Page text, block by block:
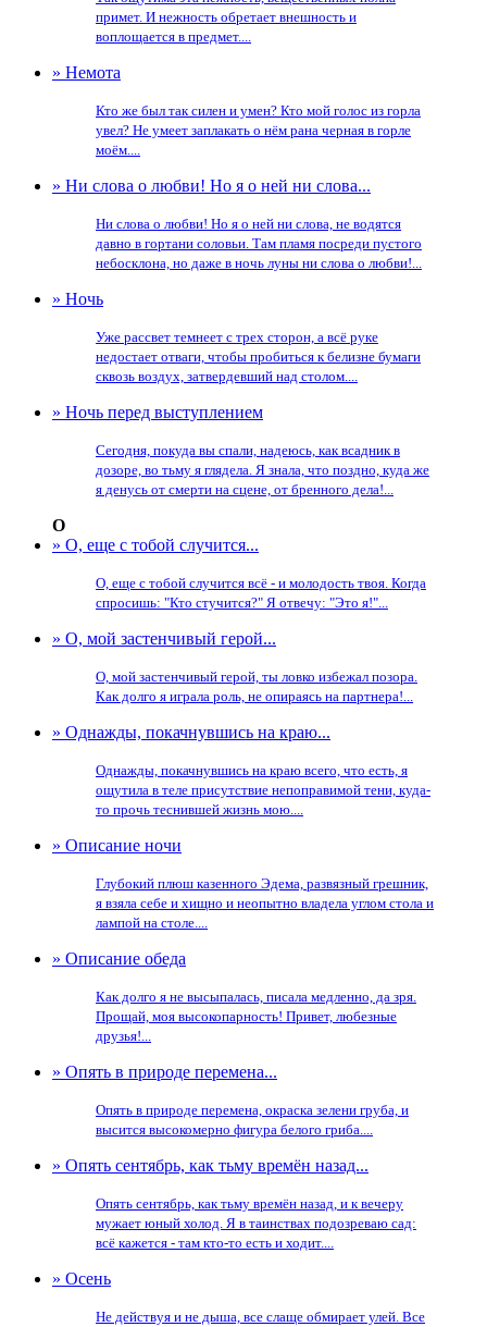
примет. И нежность обретает внешность и
воплощается в предмет....
» Немота
Кто же был так силен и умен? Кто мой голос из горла
увел? Не умеет заплакать о нём рана черная в горле
моём....
» Ни слова о любви! Но я о ней ни слова...
Ни слова о любви! Но я о ней ни слова, не водятся
давно в гортани соловьи. Там пламя посреди пустого
небосклона, но даже в ночь луны ни слова о любви!...
» Ночь
Уже рассвет темнеет с трех сторон, а всё руке
недостает отваги, чтобы пробиться к белизне бумаги
сквозь воздух, затвердевший над столом....
» Ночь перед выступлением
Сегодня, покуда вы спали, надеюсь, как всадник в
дозоре, во тьму я глядела. Я знала, что поздно, куда же
я денусь от смерти на сцене, от бренного дела!...
О
» О, еще с тобой случится...
О, еще с тобой случится всё - и молодость твоя. Когда
спросишь: "Кто стучится?" Я отвечу: "Это я!"...
» О, мой застенчивый герой...
О, мой застенчивый герой, ты ловко избежал позора.
Как долго я играла роль, не опираясь на партнера!...
» Однажды, покачнувшись на краю...
Однажды, покачнувшись на краю всего, что есть, я
ощутила в теле присутствие непоправимой тени, куда-
то прочь теснившей жизнь мою....
» Описание ночи
Глубокий плюш казенного Эдема, развязный грешник,
я взяла себе и хищно и неопытно владела углом стола и
лампой на столе....
» Описание обеда
Как долго я не высыпалась, писала медленно, да зря.
Прощай, моя высокопарность! Привет, любезные
друзья!...
» Опять в природе перемена...
Опять в природе перемена, окраска зелени груба, и
высится высокомерно фигура белого гриба....
» Опять сентябрь, как тьму времён назад...
Опять сентябрь, как тьму времён назад, и к вечеру
мужает юный холод. Я в таинствах подозреваю сад:
всё кажется - там кто-то есть и ходит....
» Осень
Не действуя и не дыша, все слаще обмирает улей. Все